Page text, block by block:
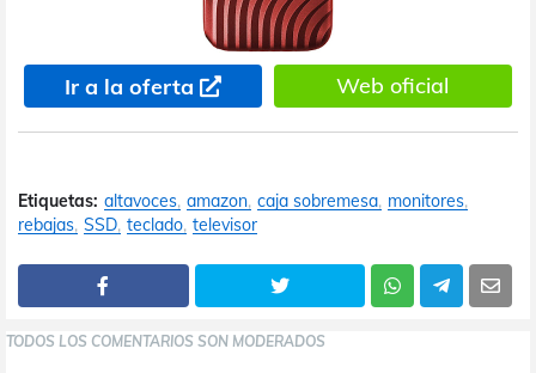
Ir a la oferta Web oficial
Etiquetas: altavoces amazon caja sobremesa monitores
rebajas SSD teclado televisor
TODOS LOS COMENTARIOS SON MODERADOS